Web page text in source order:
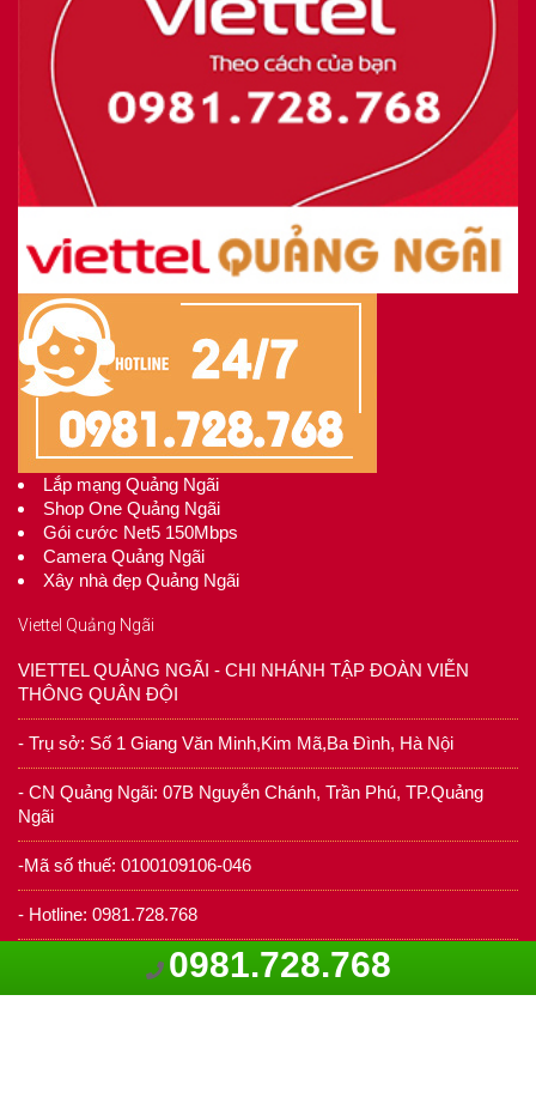
Lắp mạng Quảng Ngãi
Shop One Quảng Ngãi
Gói cước Net5 150Mbps
Camera Quảng Ngãi
Xây nhà đẹp Quảng Ngãi
Viettel Quảng Ngãi
VIETTEL QUẢNG NGÃI - CHI NHÁNH TẬP ĐOÀN VIỄN
THÔNG QUÂN ĐỘI
- Trụ sở: Số 1 Giang Văn Minh,Kim Mã,Ba Đình, Hà Nội
- CN Quảng Ngãi: 07B Nguyễn Chánh, Trần Phú, TP.Quảng
Ngãi
-Mã số thuế: 0100109106-046
- Hotline: 0981.728.768
- Fax: 025562500690981.728.768